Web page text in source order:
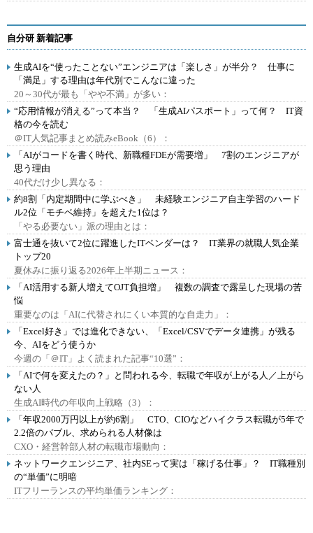
自分研 新着記事
生成AIを“使ったことない”エンジニアは「楽しさ」が半分？ 仕事に
「満足」する理由は年代別でこんなに違った
20～30代が最も「やや不満」が多い：
“応用情報が消える”って本当？ 「生成AIパスポート」って何？ IT資
格の今を読む
＠IT人気記事まとめ読みeBook（6）：
「AIがコードを書く時代、新職種FDEが需要増」 7割のエンジニアが
思う理由
40代だけ少し異なる：
約8割「内定期間中に学ぶべき」 未経験エンジニア自主学習のハード
ル2位「モチベ維持」を超えた1位は？
「やる必要ない」派の理由とは：
富士通を抜いて2位に躍進したITベンダーは？ IT業界の就職人気企業
トップ20
夏休みに振り返る2026年上半期ニュース：
「AI活用する新人増えてOJT負担増」 複数の調査で露呈した現場の苦
悩
重要なのは「AIに代替されにくい本質的な自走力」：
「Excel好き」では進化できない、「Excel/CSVでデータ連携」が残る
今、AIをどう使うか
今週の「＠IT」よく読まれた記事“10選”：
「AIで何を変えたの？」と問われる今、転職で年収が上がる人／上がら
ない人
生成AI時代の年収向上戦略（3）：
「年収2000万円以上が約6割」 CTO、CIOなどハイクラス転職が5年で
2.2倍のバブル、求められる人材像は
CXO・経営幹部人材の転職市場動向：
ネットワークエンジニア、社内SEって実は「稼げる仕事」？ IT職種別
の“単価”に明暗
ITフリーランスの平均単価ランキング：